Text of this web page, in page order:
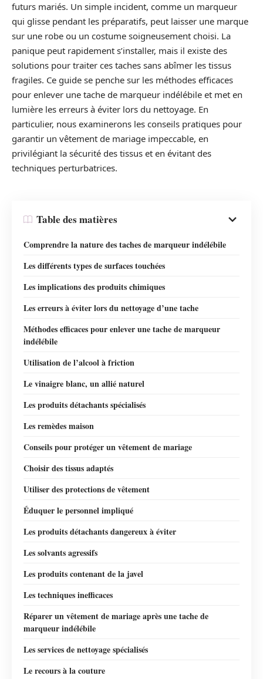
futurs mariés. Un simple incident, comme un marqueur
qui glisse pendant les préparatifs, peut laisser une marque
sur une robe ou un costume soigneusement choisi. La
panique peut rapidement s’installer, mais il existe des
solutions pour traiter ces taches sans abîmer les tissus
fragiles. Ce guide se penche sur les méthodes efficaces
pour enlever une tache de marqueur indélébile et met en
lumière les erreurs à éviter lors du nettoyage. En
particulier, nous examinerons les conseils pratiques pour
garantir un vêtement de mariage impeccable, en
privilégiant la sécurité des tissus et en évitant des
techniques perturbatrices.
Table des matières
Comprendre la nature des taches de marqueur indélébile
Les différents types de surfaces touchées
Les implications des produits chimiques
Les erreurs à éviter lors du nettoyage d’une tache
Méthodes efficaces pour enlever une tache de marqueur
indélébile
Utilisation de l’alcool à friction
Le vinaigre blanc, un allié naturel
Les produits détachants spécialisés
Les remèdes maison
Conseils pour protéger un vêtement de mariage
Choisir des tissus adaptés
Utiliser des protections de vêtement
Éduquer le personnel impliqué
Les produits détachants dangereux à éviter
Les solvants agressifs
Les produits contenant de la javel
Les techniques inefficaces
Réparer un vêtement de mariage après une tache de
marqueur indélébile
Les services de nettoyage spécialisés
Le recours à la couture